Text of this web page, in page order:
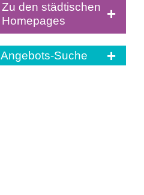
Zu den städtischen
Homepages
Angebots-Suche